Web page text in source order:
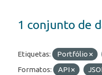
1 conjunto de
Etiquetas: Portfólio
Formatos:
API